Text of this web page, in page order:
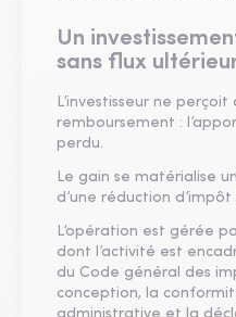
Un
sans flux
L’investisseur ne perçoit
remboursement :
perdu.
Le gain se matérialise
d’une réduction
L’opération est gérée
dont l’activité est
du Code général des
conception, la